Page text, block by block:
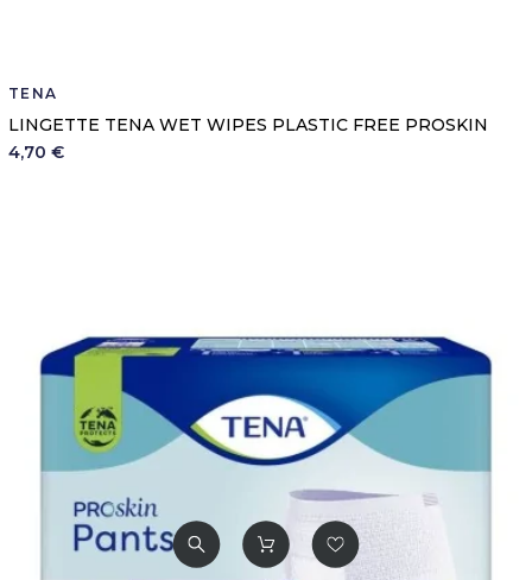
TENA
LINGETTE TENA WET WIPES PLASTIC FREE PROSKIN
4,70 €